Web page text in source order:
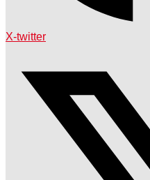
X-twitter